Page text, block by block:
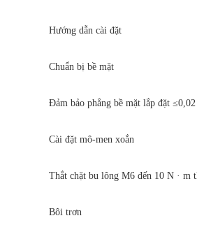
Hướng dẫn cài đặt
Chuẩn bị bề mặt
Đảm bảo phẳng bề mặt lắp đặt ≤0,02
Cài đặt mô-men xoắn
Thắt chặt bu lông M6 đến 10 N · m
Bôi trơn